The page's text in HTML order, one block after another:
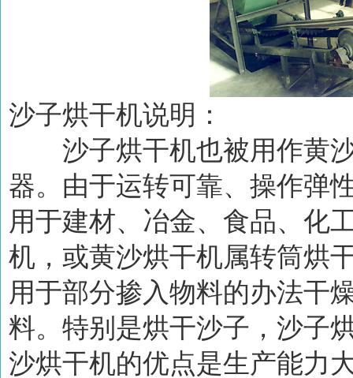
沙子烘干机说明：
沙子烘干机也被用作黄沙
器。由于运转可靠、操作弹
用于建材、冶金、食品、化
机，或黄沙烘干机属转筒烘
用于部分掺入物料的办法干
料。特别是烘干沙子，沙子
沙烘干机的优点是生产能力